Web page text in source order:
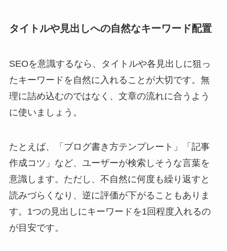
タイトルや見出しへの自然なキーワード配置
SEOを意識するなら、タイトルや各見出しに狙っ
たキーワードを自然に入れることが大切です。無
理に詰め込むのではなく、文章の流れに合うよう
に使いましょう。
たとえば、「ブログ書き方テンプレート」「記事
作成コツ」など、ユーザーが検索しそうな言葉を
意識します。ただし、不自然に何度も繰り返すと
読みづらくなり、逆に評価が下がることもありま
す。1つの見出しにキーワードを1回程度入れるの
が目安です。